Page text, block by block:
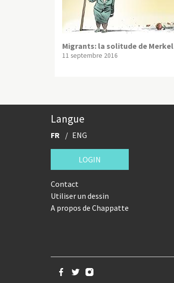
Migrants: la solitude de Merkel
11 septembre 2016
Langue
FR ENG
LOGIN
Contact
Utiliser un dessin
A propos de Chappatte